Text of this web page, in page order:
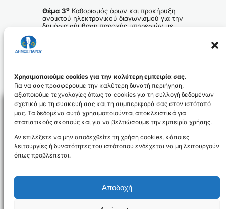
Χρησιμοποιούμε cookies για την καλύτερη εμπειρία σας.
Για να σας προσφέρουμε την καλύτερη δυνατή περιήγηση,
αξιοποιούμε τεχνολογίες όπως τα cookies για τη συλλογή δεδομένων
σχετικά με τη συσκευή σας και τη συμπεριφορά σας στον ιστότοπό
μας. Τα δεδομένα αυτά χρησιμοποιούνται αποκλειστικά για
στατιστικούς σκοπούς και για να βελτιώσουμε την εμπειρία χρήσης.
Αν επιλέξετε να μην αποδεχθείτε τη χρήση cookies, κάποιες
λειτουργίες ή δυνατότητες του ιστότοπου ενδέχεται να μη λειτουργούν
όπως προβλέπεται.
Αποδοχή
Θέμα 3ο Καθορισμός όρων και προκήρυξη
ανοικτού ηλεκτρονικού διαγωνισμού για την
δημόσια σύμβαση παροχής υπηρεσιών με
NEWSLETTER